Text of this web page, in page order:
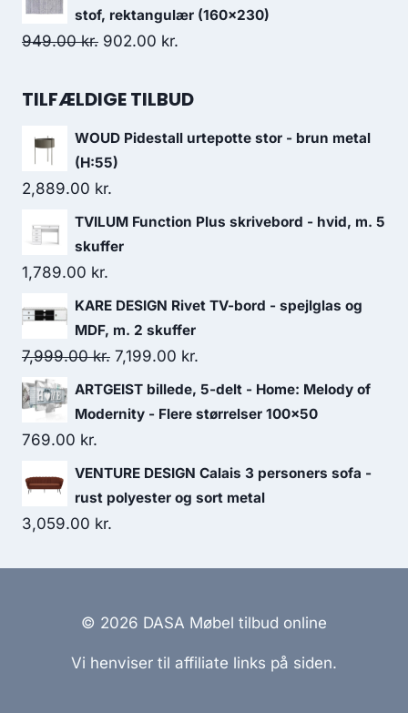
stof, rektangulær (160x230)
949.00kr. 902.00 kr.
TILFÆLDIGE TILBUD
WOUD Pidestall urtepotte stor - brun metal
(H:55)
2,889.00 kr.
TVILUM Function Plus skrivebord - hvid, m. 5
skuffer
1,789.00 kr.
KARE DESIGN Rivet TV-bord - spejlglas og
MDF, m. 2 skuffer
7,999.00kr. 7,199.00 kr.
ARTGEIST billede, 5-delt - Home: Melody of
Modernity - Flere størrelser 100x50
769.00 kr.
VENTURE DESIGN Calais 3 personers sofa -
rust polyester og sort metal
3,059.00 kr.
© 2026 DASA Møbel tilbud online
Vi henviser til affiliate links på siden.